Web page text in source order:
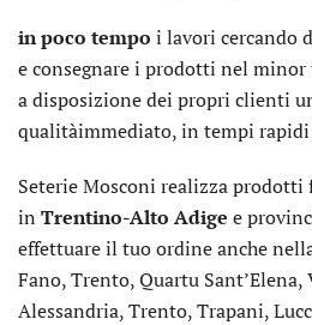
in poco tempo i lavori cercando
e consegnare i prodotti nel
a disposizione dei propri clienti
qualitàimmediato, in tempi
Seterie Mosconi realizza prodotti
in Trentino-Alto Adige e
effettuare il tuo ordine anche
Fano, Trento, Quartu
Alessandria, Trento, Trapani,